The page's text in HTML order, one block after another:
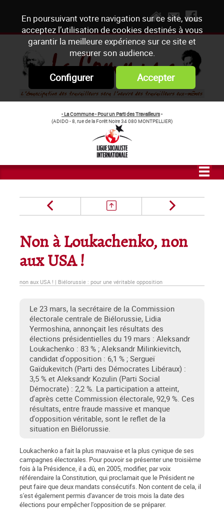
En poursuivant votre navigation sur ce site, vous
acceptez l’utilisation de cookies destinés à vous
garantir la meilleure expérience sur ce site et
mesurer son audience.
Configurer Accepter
- La Commune - Pour un Parti des Travailleurs-
(ADIDO - 8, rue de la Forêt Noire 34 080 MONTPELLIER)
Non à Loukachenko, non
aux USA !
non aux USA ! | Biélorussie : pour une véritable opposition
Le 23 mars, la secrétaire de la Commission
électorale centrale de Biélorussie, Lidia
Yermoshina, annonçait les résultats des
élections présidentielles du 19 mars : Aleksandr
Loukachenko : 83 % ; Aleksandr Milinkievitch,
candidat d'opposition : 6,1 % ; Sergueï
Gaïdukevitch (Parti des Démocrates Libéraux) :
3,5 % et Aleksandr Kozulin (Parti Social
Démocrate) : 2,2 %. La participation a atteint,
d'après cette Commission électorale, 92,9 %. Ces
résultats, entre fraude massive et manque
d'opposition véritable, sont le reflet de la
situation en Biélorussie.
Loukachenko a fait la plus mauvaise et la plus cynique de ses
campagnes électorales. Pour pouvoir se présenter une troisième
fois à la Présidence, il a dû, en 2005, modifier, par voix
référendaire la Constitution, qui proclamait que le Président ne
peut faire que deux mandats consécutifs. Non content de cela, il
s'est également permis d'avancer de trois mois la date des
élections pour empêcher l'opposition de se préparer.